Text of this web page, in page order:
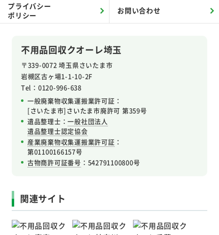
不用品回収クオーレ埼玉
〒339-0072 埼玉県さいたま市
岩槻区古ヶ場1-1-10-2F
Tel：0120-996-638
一般廃棄物収集運搬業許可証：
[さいたま市]さいたま市廃許可 第359号
遺品整理士：一般社団法人
遺品整理士認定協会
産業廃棄物収集運搬業許可証 ：
第01100166157号
古物商許可証番号 ：542791100800号
プライバシー
ポリシー
お問い合わせ
関連サイト